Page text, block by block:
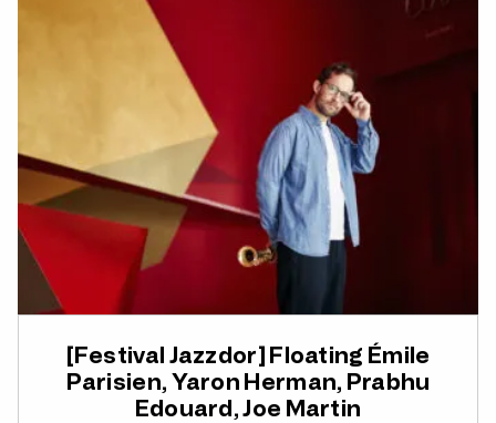
[Festival Jazzdor] Floating Émile
Parisien, Yaron Herman, Prabhu
Edouard, Joe Martin